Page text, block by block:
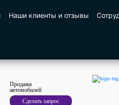
Наши клиенты и отзывы
Продажа
автомобилей
Сделать запрос